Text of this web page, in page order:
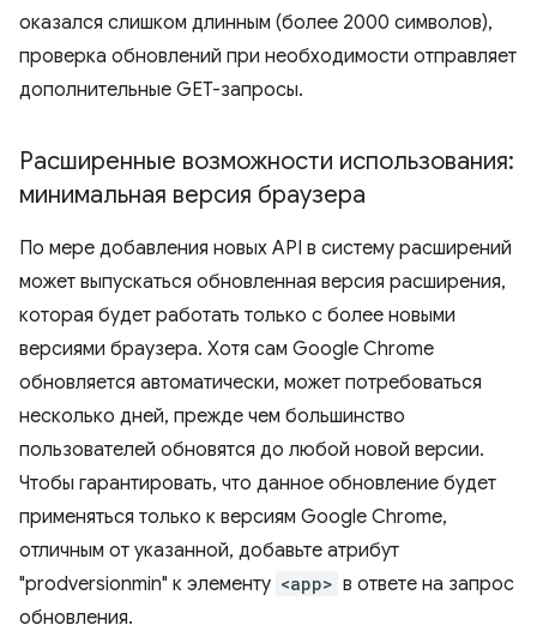
оказался слишком длинным (более 2000 символов),
проверка обновлений при необходимости отправляет
дополнительные GET-запросы.
Расширенные возможности использования:
минимальная версия браузера
По мере добавления новых API в систему расширений
может выпускаться обновленная версия расширения,
которая будет работать только с более новыми
версиями браузера. Хотя сам Google Chrome
обновляется автоматически, может потребоваться
несколько дней, прежде чем большинство
пользователей обновятся до любой новой версии.
Чтобы гарантировать, что данное обновление будет
применяться только к версиям Google Chrome,
отличным от указанной, добавьте атрибут
"prodversionmin" к элементу <app> в ответе на запрос
обновления.